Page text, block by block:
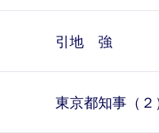
引地 強
東京都知事（